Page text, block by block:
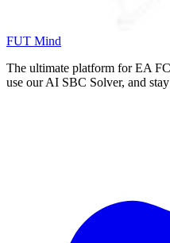
FUT Mind
The ultimate platform for EA FC
use our AI SBC Solver, and